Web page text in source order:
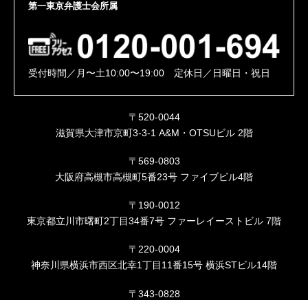
第一東京弁護士会所属
受付時間／月〜土10:00〜19:00 定休日／日曜日・祝日
〒520-0044
滋賀県大津市京町3-3-1 A&M・OTSUビル 2階
〒569-0803
大阪府高槻市高槻町5番23号 ファイブビル4階
〒190-0012
東京都立川市曙町2丁目34番7号 ファーレイーストビル 7階
〒220-0004
神奈川県横浜市西区北幸1丁目11番15号 横浜STビル14階
〒343-0828